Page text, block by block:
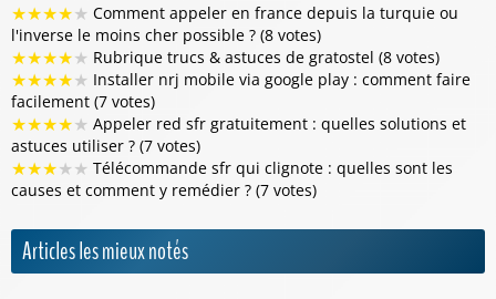
★★★★★ Comment appeler en france depuis la turquie ou
l'inverse le moins cher possible ? (8 votes)
★★★★★ Rubrique trucs & astuces de gratostel (8 votes)
★★★★★ Installer nrj mobile via google play : comment faire
facilement (7 votes)
★★★★★ Appeler red sfr gratuitement : quelles solutions et
astuces utiliser ? (7 votes)
★★★★★ Télécommande sfr qui clignote : quelles sont les
causes et comment y remédier ? (7 votes)
Articles les mieux notés